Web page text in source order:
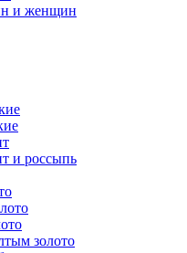
и женщин
и россыпь
золото